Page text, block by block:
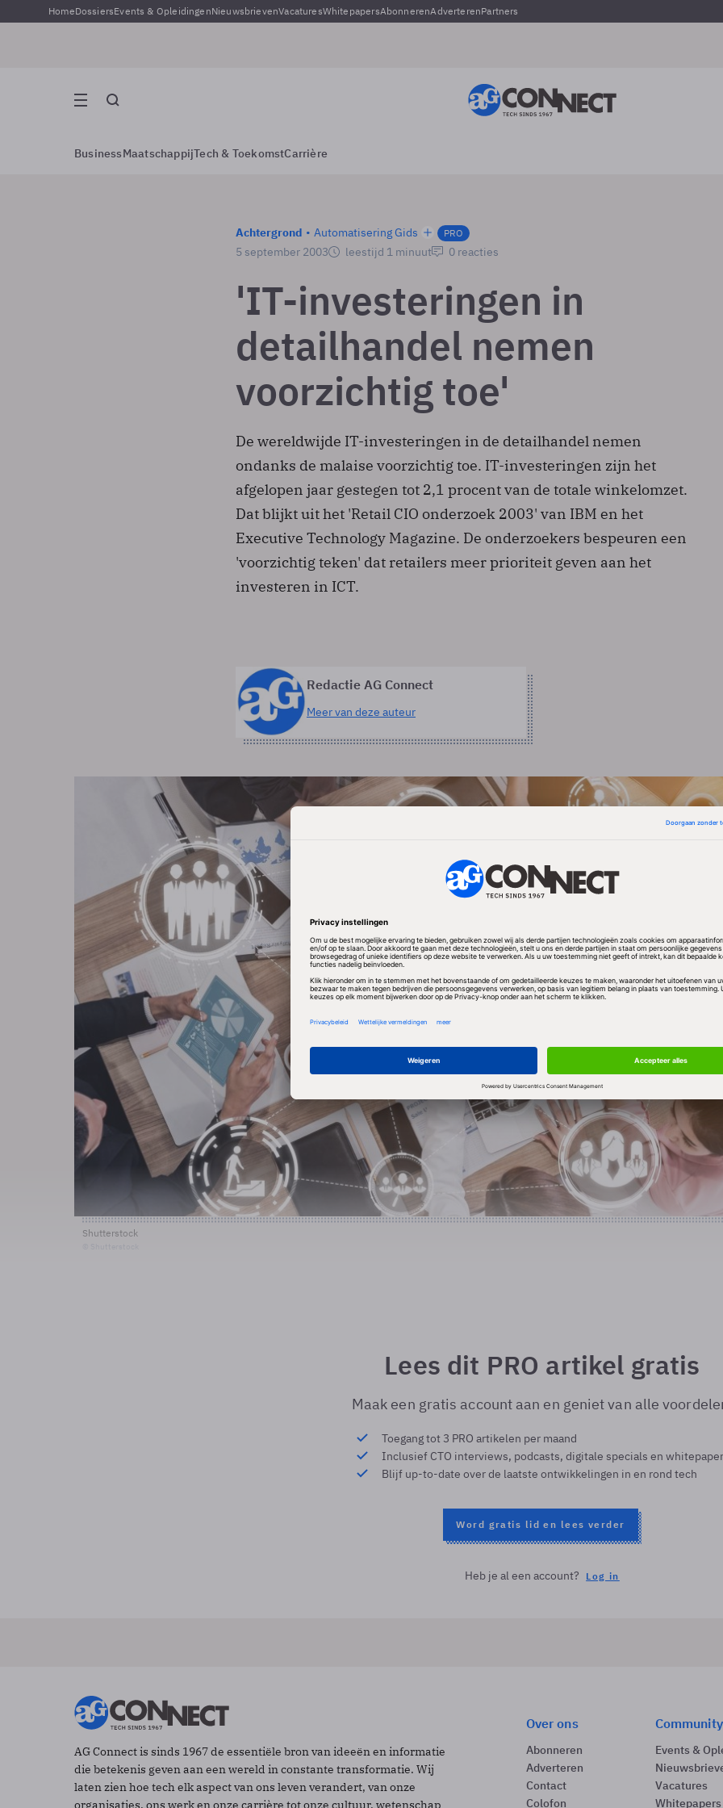
HomeDossiersEvents & OpleidingenNieuwsbrievenVacaturesWhitepapersAbonnerenAdverterenPartners
BusinessMaatschappijTech & ToekomstCarrière
Achtergrond Automatisering Gids PRO
5 september 2003 leestijd 1 minuut 0 reacties
'IT-investeringen in
detailhandel nemen
voorzichtig toe'
De wereldwijde IT-investeringen in de detailhandel nemen
ondanks de malaise voorzichtig toe. IT-investeringen zijn het
afgelopen jaar gestegen tot 2,1 procent van de totale winkelomzet.
Dat blijkt uit het 'Retail CIO onderzoek 2003' van IBM en het
Executive Technology Magazine. De onderzoekers bespeuren een
'voorzichtig teken' dat retailers meer prioriteit geven aan het
investeren in ICT.
Redactie AG Connect
Meer van deze auteur
Shutterstock
Lees dit PRO artikel gratis
Maak een gratis account aan en geniet van alle
Toegang tot 3 PRO artikelen per maand
Inclusief CTO interviews, podcasts, digitale specials en
Blijf up-to-date over de laatste ontwikkelingen in en rond tech
Word gratis lid en lees verder
Heb je al een account? Log in
AG Connect is sinds 1967 de essentiële bron van ideeën en informatie
die betekenis geven aan een wereld in constante transformatie. Wij
laten zien hoe tech elk aspect van ons leven verandert, van onze
organisaties, ons werk en onze carrière tot onze cultuur, wetenschap
Over ons
Abonneren
Adverteren
Contact
Colofon
Community
Events &
Vacatures
Whitepapers